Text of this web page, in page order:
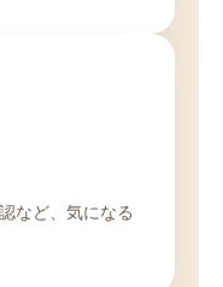
など、気になる